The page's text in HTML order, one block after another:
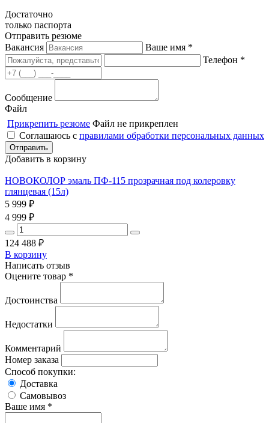
Достаточно
только паспорта
Отправить резюме
Вакансия
Ваше имя *
Телефон *
Сообщение
Файл
Прикрепить резюме Файл не прикреплен
Соглашаюсь с правилами обработки персональных данных
Добавить в корзину
НОВОКОЛОР эмаль ПФ-115 прозрачная под колеровку
глянцевая (15л)
5 999 ₽
4 999 ₽
124 488 ₽
В корзину
Написать отзыв
Оцените товар *
Достоинства
Недостатки
Комментарий
Номер заказа
Способ покупки:
Доставка
Самовывоз
Ваше имя *